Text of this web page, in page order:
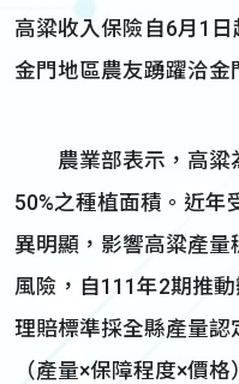
高粱收入保險自6月1
金門地區農友踴躍洽金
農業部表示，高粱
50%之種植面積。近年
異明顯，影響高粱產量
風險，自111年2期推
理賠標準採全縣產量
（產量×保障程度×價